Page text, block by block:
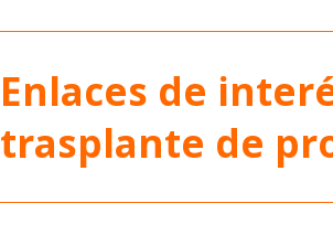
Enlaces de
trasplante de